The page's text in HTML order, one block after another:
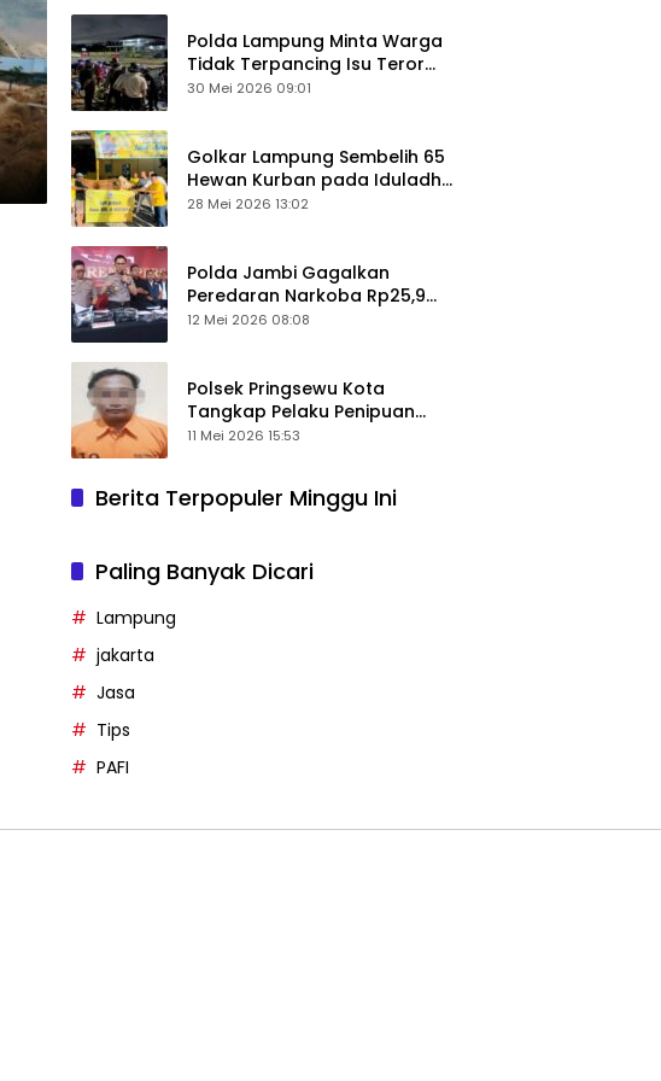
Polda Lampung Minta Warga
Tidak Terpancing Isu Teror
Pocong Palsu, Patroli
30 Mei 2026 09:01
Golkar Lampung Sembelih 65
Hewan Kurban pada Iduladha
1447 Hijriah
28 Mei 2026 13:02
Polda Jambi Gagalkan
Peredaran Narkoba Rp25,9
Miliar, Empat Tersangka
12 Mei 2026 08:08
Polsek Pringsewu Kota
Tangkap Pelaku Penipuan
Mobil, Sempat Kabur ke Jambi
11 Mei 2026 15:53
Berita Terpopuler Minggu Ini
Paling Banyak Dicari
Lampung
jakarta
Jasa
Tips
PAFI